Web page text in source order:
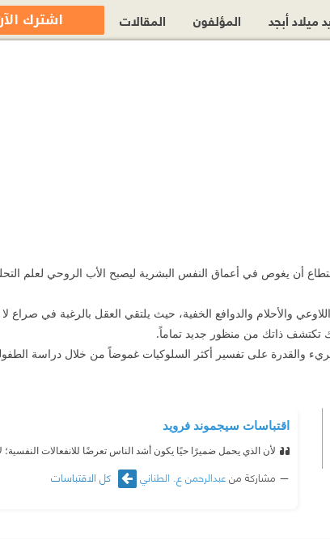
أن يغوص في أعماق النفس البشرية ليصبح الأب الروحي لعلم
والأحلام والدوافع الخفية، حيث يلتقي العقل بالرغبة في
تكتشف ذاتك من منظور جديد تماماً.
والقدرة على تفسير أكثر السلوكيات غموضاً من خلال دراسة
اقتباسات سيجموند فرويد
لأن الذي يحمل ضميرًا حيًا يكون أشد الناس تعرضًا للانفعالات النفسية؛
مشاركة منعبدالرحمن ع. الطناني كل الاقتباسات
ميلاد أبجد المؤلفون المقالات اشترك